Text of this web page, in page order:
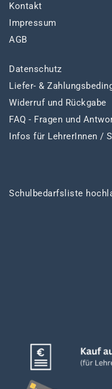
Kontakt
Impressum
AGB
Datenschutz
Liefer- &
Widerruf und Rückgabe
FAQ - Fragen und
Infos für LehrerInnen /
Schulbedarfsliste